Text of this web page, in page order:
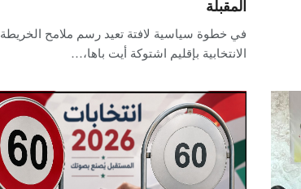
المقبلة
في خطوة سياسية لافتة تعيد رسم ملامح الخريطة
الانتخابية بإقليم اشتوكة أيت باها،…